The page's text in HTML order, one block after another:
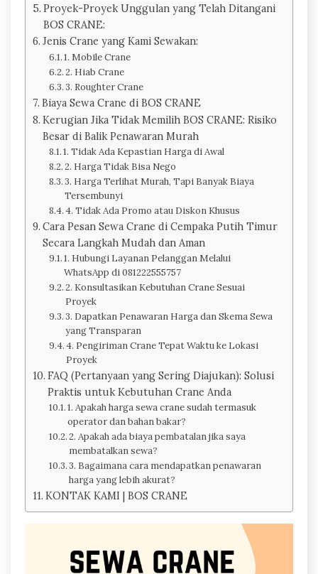
Proyek-Proyek Unggulan yang Telah Ditangani
BOS CRANE:
Jenis Crane yang Kami Sewakan:
1. Mobile Crane
2. Hiab Crane
3. Roughter Crane
Biaya Sewa Crane di BOS CRANE
Kerugian Jika Tidak Memilih BOS CRANE: Risiko
Besar di Balik Penawaran Murah
1. Tidak Ada Kepastian Harga di Awal
2. Harga Tidak Bisa Nego
3. Harga Terlihat Murah, Tapi Banyak Biaya
Tersembunyi
4. Tidak Ada Promo atau Diskon Khusus
Cara Pesan Sewa Crane di Cempaka Putih Timur
Secara Langkah Mudah dan Aman
1. Hubungi Layanan Pelanggan Melalui
WhatsApp di 081222555757
2. Konsultasikan Kebutuhan Crane Sesuai
Proyek
3. Dapatkan Penawaran Harga dan Skema Sewa
yang Transparan
4. Pengiriman Crane Tepat Waktu ke Lokasi
Proyek
FAQ (Pertanyaan yang Sering Diajukan): Solusi
Praktis untuk Kebutuhan Crane Anda
1. Apakah harga sewa crane sudah termasuk
operator dan bahan bakar?
2. Apakah ada biaya pembatalan jika saya
membatalkan sewa?
3. Bagaimana cara mendapatkan penawaran
harga yang lebih akurat?
KONTAK KAMI | BOS CRANE